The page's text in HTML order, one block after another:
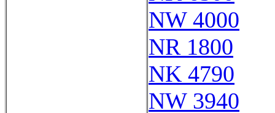
NW 4000
NR 1800
NK 4790
NW 3940